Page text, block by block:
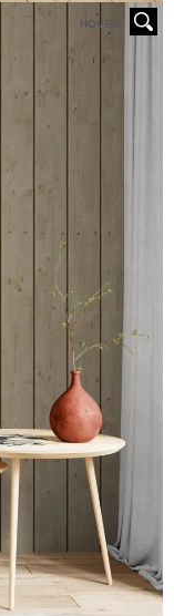
HOVER